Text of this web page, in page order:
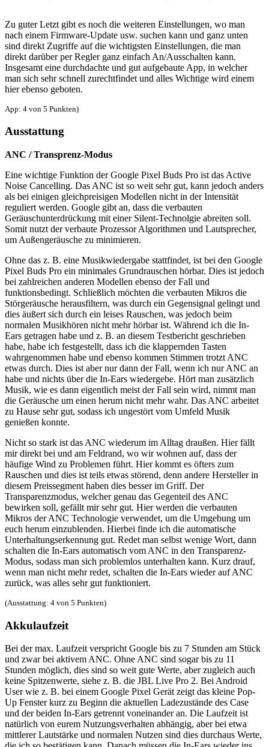
Zu guter Letzt gibt es noch die weiteren Einstellungen, wo man
nach einem Firmware-Update usw. suchen kann und ganz unten
sind direkt Zugriffe auf die wichtigsten Einstellungen, die man
direkt darüber per Regler ganz einfach An/Ausschalten kann.
Insgesamt eine durchdachte und gut aufgebaute App, in welcher
man sich sehr schnell zurechtfindet und alles Wichtige wird einem
hier ebenso geboten.
App: 4 von 5 Punkten)
Ausstattung
ANC / Transprenz-Modus
Eine wichtige Funktion der Google Pixel Buds Pro ist das Active
Noise Cancelling. Das ANC ist so weit sehr gut, kann jedoch anders
als bei einigen gleichpreisigen Modellen nicht in der Intensität
reguliert werden. Google gibt an, dass die verbauten
Geräuschunterdrückung mit einer Silent-Technolgie abreiten soll.
Somit nutzt der verbaute Prozessor Algorithmen und Lautsprecher,
um Außengeräusche zu minimieren.
Ohne das z. B. eine Musikwiedergabe stattfindet, ist bei den Google
Pixel Buds Pro ein minimales Grundrauschen hörbar. Dies ist jedoch
bei zahlreichen anderen Modellen ebenso der Fall und
funktionsbedingt. Schließlich möchten die verbauten Mikros die
Störgeräusche herausfiltern, was durch ein Gegensignal gelingt und
dies äußert sich durch ein leises Rauschen, was jedoch beim
normalen Musikhören nicht mehr hörbar ist. Während ich die In-
Ears getragen habe und z. B. an diesem Testbericht geschrieben
habe, habe ich festgestellt, dass ich die klappernden Tasten
wahrgenommen habe und ebenso kommen Stimmen trotzt ANC
etwas durch. Dies ist aber nur dann der Fall, wenn ich nur ANC an
habe und nichts über die In-Ears wiedergebe. Hört man zusätzlich
Musik, wie es dann eigentlich meist der Fall sein wird, nimmt man
die Geräusche um einen herum nicht mehr wahr. Das ANC arbeitet
zu Hause sehr gut, sodass ich ungestört vom Umfeld Musik
genießen konnte.
Nicht so stark ist das ANC wiederum im Alltag draußen. Hier fällt
mir direkt bei und am Feldrand, wo wir wohnen auf, dass der
häufige Wind zu Problemen führt. Hier kommt es öfters zum
Rauschen und dies ist teils etwas störend, denn andere Hersteller in
diesem Preissegment haben dies besser im Griff. Der
Transparenzmodus, welcher genau das Gegenteil des ANC
bewirken soll, gefällt mir sehr gut. Hier werden die verbauten
Mikros der ANC Technologie verwendet, um die Umgebung um
euch herum einzublenden. Hierbei finde ich die automatische
Unterhaltungserkennung gut. Redet man selbst wenige Wort, dann
schalten die In-Ears automatisch vom ANC in den Transparenz-
Modus, sodass man sich problemlos unterhalten kann. Kurz drauf,
wenn man nicht mehr redet, schalten die In-Ears wieder auf ANC
zurück, was alles sehr gut funktioniert.
(Ausstattung: 4 von 5 Punkten)
Akkulaufzeit
Bei der max. Laufzeit verspricht Google bis zu 7 Stunden am Stück
und zwar bei aktivem ANC. Ohne ANC sind sogar bis zu 11
Stunden möglich, dies sind so weit gute Werte, aber zugleich auch
keine Spitzenwerte, siehe z. B. die JBL Live Pro 2. Bei Android
User wie z. B. bei einem Google Pixel Gerät zeigt das kleine Pop-
Up Fenster kurz zu Beginn die aktuellen Ladezustände des Case
und der beiden In-Ears getrennt voneinander an. Die Laufzeit ist
natürlich von eurem Nutzungsverhalten abhängig, aber bei etwa
mittlerer Lautstärke und normalen Nutzen sind dies durchaus Werte,